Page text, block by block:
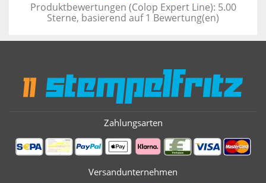
Produktbewertungen (Colop Expert Line): 5.00
Sterne, basierend auf1 Bewertung(en)
Zahlungsarten
Versandunternehmen